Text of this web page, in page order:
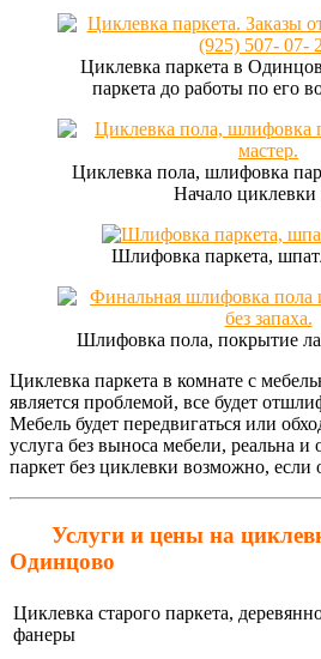
Циклевка паркета в
паркета до работы по его
Циклевка пола, шлифовка
Начало циклевки
Шлифовка паркета,
Шлифовка пола, покрытие
Циклевка паркета в комнате с
является проблемой, все будет
Мебель будет передвигаться или
услуга без выноса мебели, реальна
паркет без циклевки возможно,
Услуги и цены на
Одинцово
Циклевка старого паркета,
фанеры